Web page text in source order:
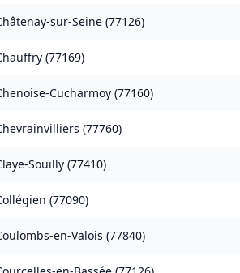
sur-Seine (77126)
(77169)
Cucharmoy (77160)
(77760)
Souilly (77410)
(77090)
en-Valois (77840)